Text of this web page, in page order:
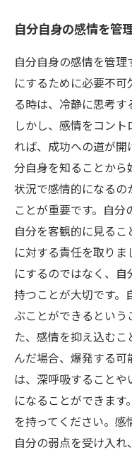
自分自身の感情を管
自分自身の感情を管
にするために必要不
る時は、冷静に思考す
しかし、感情をコン
れば、成功への道が
分自身を知ることから
状況で感情的になるの
ことが重要です。自分
自分を客観的に見る
に対する責任を取り
にするのではなく、
持つことが大切です。
ぶことができるという
た、感情を抑え込む
んだ場合、爆発する
は、深呼吸すること
になることができま
を持ってください。感
自分の弱点を受け入